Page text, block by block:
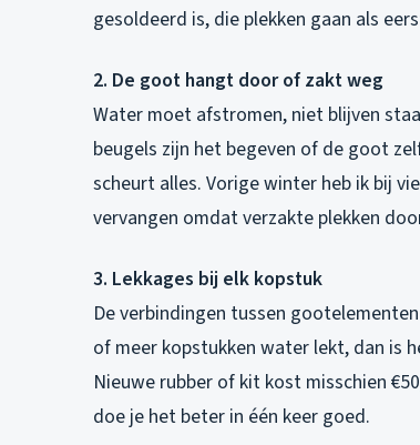
gesoldeerd is, die plekken gaan als
2. De goot hangt door of zakt weg
Water moet afstromen, niet blijven
beugels zijn het begeven of de goot
scheurt alles. Vorige winter heb ik bij
vervangen omdat verzakte plekken
3. Lekkages bij elk kopstuk
De verbindingen tussen
of meer kopstukken water lekt, dan is
Nieuwe rubber of kit kost misschien
doe je het beter in één keer goed.